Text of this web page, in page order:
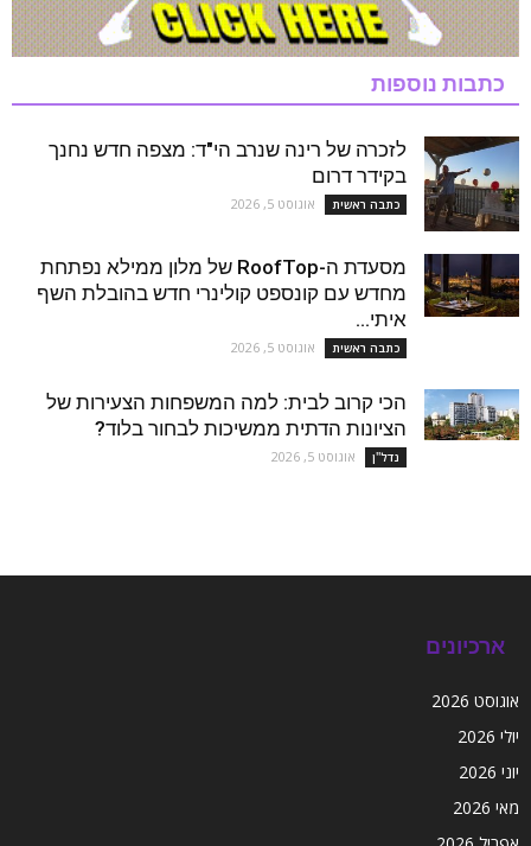
כתבות נוספות
לזכרה של רינה שנרב הי"ד: מצפה חדש נחנך
בקידר דרום
כתבה ראשית אוגוסט 5, 2026
מסעדת ה-RoofTop של מלון ממילא נפתחת
מחדש עם קונספט קולינרי חדש בהובלת השף
איתי...
כתבה ראשית אוגוסט 5, 2026
הכי קרוב לבית: למה המשפחות הצעירות של
הציונות הדתית ממשיכות לבחור בלוד?
נדל''ן אוגוסט 5, 2026
ארכיונים
אוגוסט 2026
יולי 2026
יוני 2026
מאי 2026